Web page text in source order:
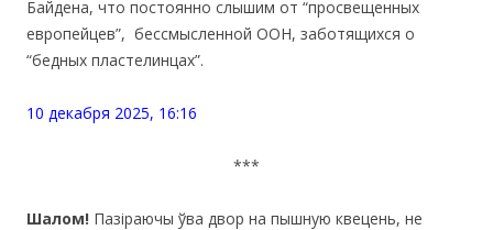
Байдена, что постоянно слышим от “просвещенных
европейцев”, бессмысленной ООН, заботящихся о
“бедных пластелинцах”.
10 декабря 2025, 16:16
***
Шалом! Пазіраючы ўва двор на пышную квецень, не